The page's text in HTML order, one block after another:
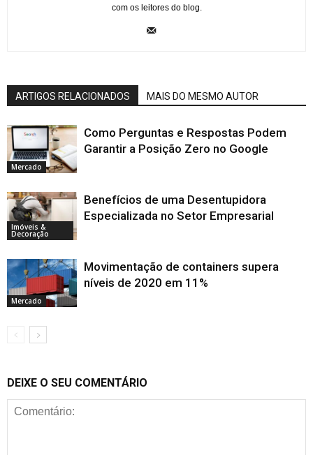
com os leitores do blog.
ARTIGOS RELACIONADOS MAIS DO MESMO AUTOR
Mercado
Como Perguntas e Respostas Podem
Garantir a Posição Zero no Google
Imóveis &
Decoração
Benefícios de uma Desentupidora
Especializada no Setor Empresarial
Mercado
Movimentação de containers supera
níveis de 2020 em 11%
DEIXE O SEU COMENTÁRIO